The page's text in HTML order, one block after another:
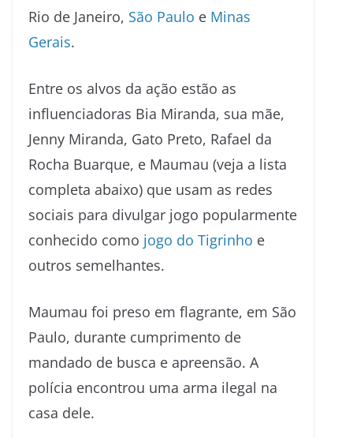
Rio de Janeiro, São Paulo e Minas
Gerais.
Entre os alvos da ação estão as
influenciadoras Bia Miranda, sua mãe,
Jenny Miranda, Gato Preto, Rafael da
Rocha Buarque, e Maumau (veja a lista
completa abaixo) que usam as redes
sociais para divulgar jogo popularmente
conhecido como jogo do Tigrinho e
outros semelhantes.
Maumau foi preso em flagrante, em São
Paulo, durante cumprimento de
mandado de busca e apreensão. A
polícia encontrou uma arma ilegal na
casa dele.